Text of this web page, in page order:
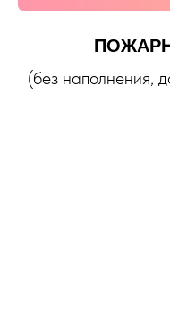
(без наполнения,